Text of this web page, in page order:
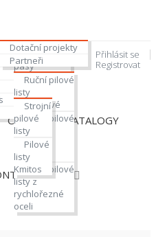
Přihlásit se
Registrovat
Pilové
pásy
bimetalové
svařované
na míru
Svařené
pilové pásy
na délku
Ruční pilové
listy
bimetalové
Ruční pilové
listy z
uhlíkové
oceli
Ruční pilové
listy z
rychlořezné
oceli
Strojní
pilové
listy
Pilové
listy
Kmitos
O FIRMĚ
Dotační projekty
Partneři
KATALOGY
Domů
Poradna